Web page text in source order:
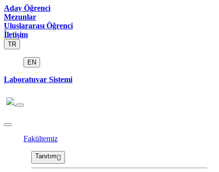
Aday Öğrenci
Mezunlar
Uluslararası Öğrenci
İletişim
TR
EN
Laboratuvar Sistemi
Fakültemiz
Tanıtım